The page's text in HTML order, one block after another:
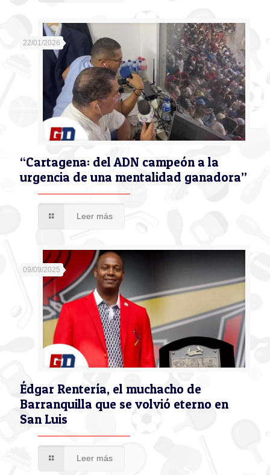
22/01/2026
“Cartagena: del ADN campeón a la
urgencia de una mentalidad ganadora”
Leer más
09/09/2025
Édgar Rentería, el muchacho de
Barranquilla que se volvió eterno en
San Luis
Leer más